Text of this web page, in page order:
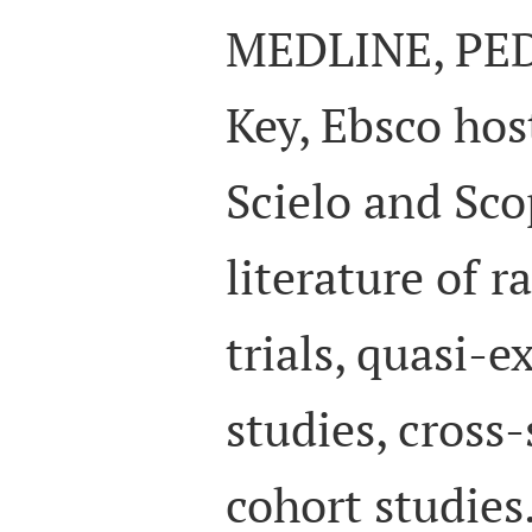
MEDLINE,
Key, Ebsco
Scielo and
literature of
trials, quasi-
studies,
cohort